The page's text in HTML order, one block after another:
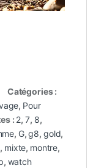
Catégories :
, Pour
: 2,7, 8,
, G,g8, gold,
, mixte, montre,
, watch